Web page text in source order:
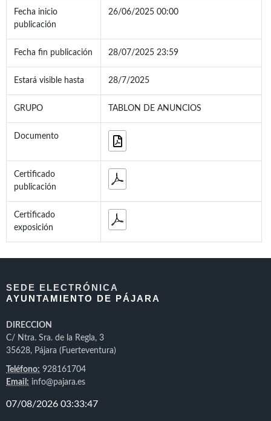
Fecha inicio
publicación
26/06/2025 00:00
Fecha fin publicación 28/07/2025 23:59
Estará visible hasta 28/7/2025
GRUPO TABLON DE ANUNCIOS
Documento
Certificado
publicación
Certificado
exposición
SEDE ELECTRÓNICA
AYUNTAMIENTO DE PÁJARA
DIRECCION
C/ Ntra. Sra. de la Regla, 3
35628, Pájara (Fuerteventura)
Teléfono: 928161704
Email: info@pajara.es